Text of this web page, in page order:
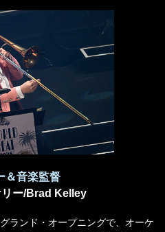
＆音楽監督
リー/Brad Kelley
ランド・オープニングで、オーケ